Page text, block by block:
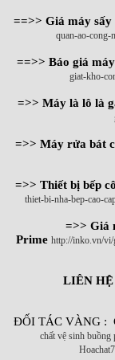
==>> Giá máy sấy
quan-ao-
==>> Báo giá
giat-kho-
=>> Máy là lô là
=>> Máy rửa bát
=>> Thiết bị bếp
thiet-bi-nha-bep-cao-
=>> Giá
Prime http://inko.vn/vi/
LIÊN HỆ
ĐỐI TÁC VÀNG :
chất vệ sinh buồng